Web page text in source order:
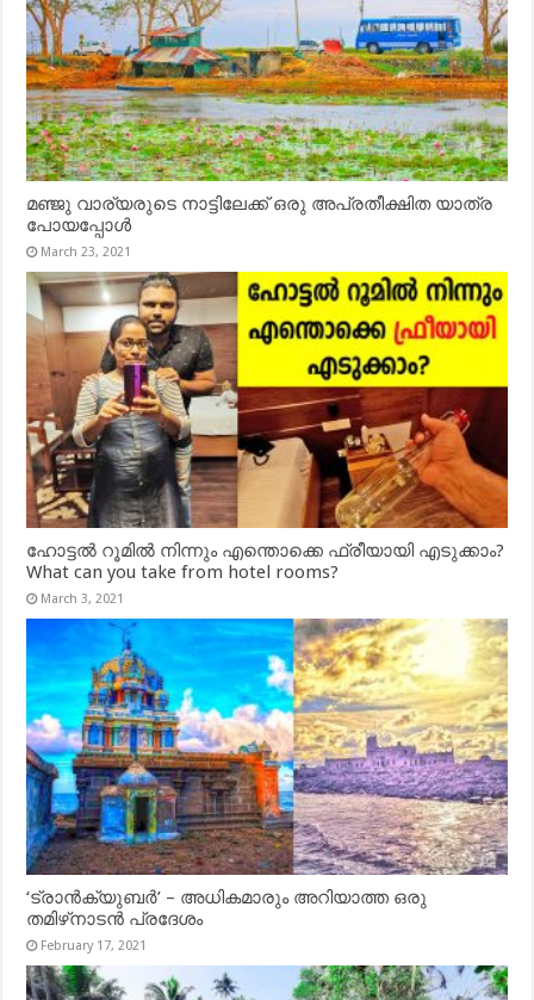
മഞ്ജു വാര്യരുടെ നാട്ടിലേക്ക് ഒരു അപ്രതീക്ഷിത യാത്ര
പോയപ്പോൾ
March 23, 2021
ഹോട്ടൽ റൂമിൽ നിന്നും എന്തൊക്കെ ഫ്രീയായി എടുക്കാം?
What can you take from hotel rooms?
March 3, 2021
‘ട്രാൻക്യുബർ’ – അധികമാരും അറിയാത്ത ഒരു
തമിഴ്‌നാടൻ പ്രദേശം
February 17, 2021